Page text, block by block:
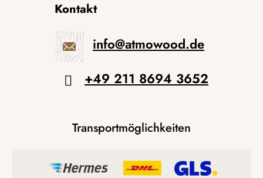
Kontakt
info@atmowood.de
+49 211 8694 3652
Transportmöglichkeiten